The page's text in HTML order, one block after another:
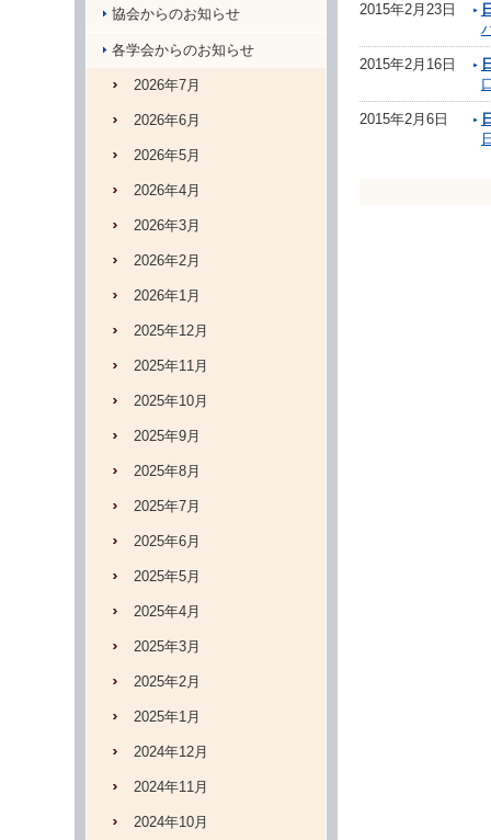
2015年2月23日
2015年2月16日
2015年2月6日
協会からのお知らせ
各学会からのお知らせ
2026年7月
2026年6月
2026年5月
2026年4月
2026年3月
2026年2月
2026年1月
2025年12月
2025年11月
2025年10月
2025年9月
2025年8月
2025年7月
2025年6月
2025年5月
2025年4月
2025年3月
2025年2月
2025年1月
2024年12月
2024年11月
2024年10月